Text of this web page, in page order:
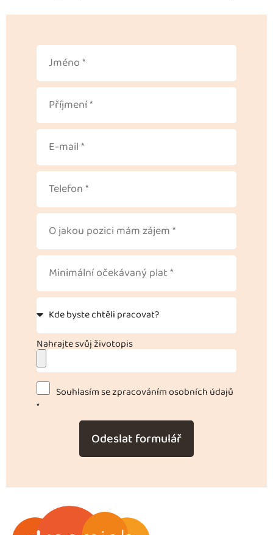
Nahrajte svůj životopis
Souhlasím se zpracováním osobních údajů
*
Odeslat formulář